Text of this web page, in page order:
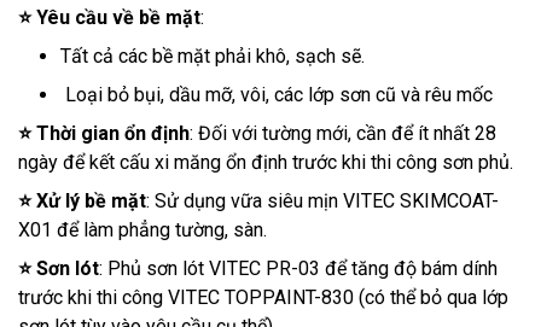
⭐Yêu cầu về bề mặt:
Tất cả các bề mặt phải khô, sạch sẽ.
Loại bỏ bụi, dầu mỡ, vôi, các lớp sơn cũ và rêu mốc
⭐Thời gian ổn định: Đối với tường mới, cần để ít nhất 28
ngày để kết cấu xi măng ổn định trước khi thi công sơn phủ.
⭐Xử lý bề mặt: Sử dụng vữa siêu mịn VITEC SKIMCOAT-
X01 để làm phẳng tường, sàn.
⭐Sơn lót: Phủ sơn lót VITEC PR-03 để tăng độ bám dính
trước khi thi công VITEC TOPPAINT-830 (có thể bỏ qua lớp